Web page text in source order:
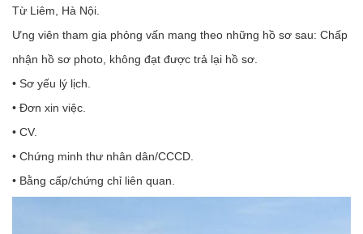
Từ Liêm, Hà Nội.
Ưng viên tham gia phỏng vấn mang theo những hồ sơ sau: Chấp
nhận hồ sơ photo, không đạt được trả lại hồ sơ.
• Sơ yếu lý lịch.
• Đơn xin việc.
• CV.
• Chứng minh thư nhân dân/CCCD.
• Bằng cấp/chứng chỉ liên quan.